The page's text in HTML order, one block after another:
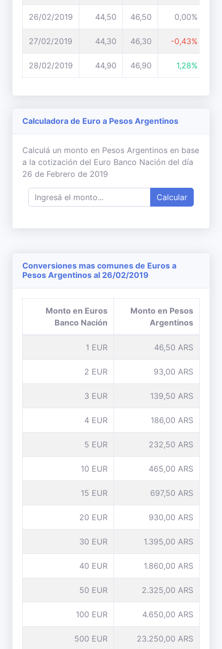
26/02/2019 44,50 46,50 0,00%
27/02/2019 44,30 46,30 -0,43%
28/02/2019 44,90 46,90 1,28%
Calculadora de Euro a Pesos Argentinos
Calculá un monto en Pesos Argentinos en base
a la cotización del Euro Banco Nación del día
26 de Febrero de 2019
Calcular
Conversiones mas comunes de Euros a
Pesos Argentinos al 26/02/2019
Monto en Euros
Banco Nación
Monto en Pesos
Argentinos
1 EUR 46,50 ARS
2 EUR 93,00 ARS
3 EUR 139,50 ARS
4 EUR 186,00 ARS
5 EUR 232,50 ARS
10 EUR 465,00 ARS
15 EUR 697,50 ARS
20 EUR 930,00 ARS
30 EUR 1.395,00 ARS
40 EUR 1.860,00 ARS
50 EUR 2.325,00 ARS
100 EUR 4.650,00 ARS
500 EUR 23.250,00 ARS